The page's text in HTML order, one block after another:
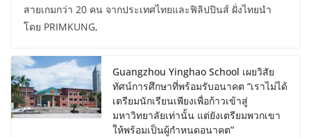
สายเกมกว่า 20 คน จากประเทศไทยและฟิลิปปินส์ ฝั่งไทยนำ
โดย PRIMKUNG,
Guangzhou Yinghao School เผยวิสัย
ทัศน์การศึกษาที่พร้อมรับอนาคต “เราไม่ได้
เตรียมนักเรียนเพียงเพื่อก้าวเข้าสู่
มหาวิทยาลัยเท่านั้น แต่ยังเตรียมพวกเขา
ให้พร้อมเป็นผู้กำหนดอนาคต”